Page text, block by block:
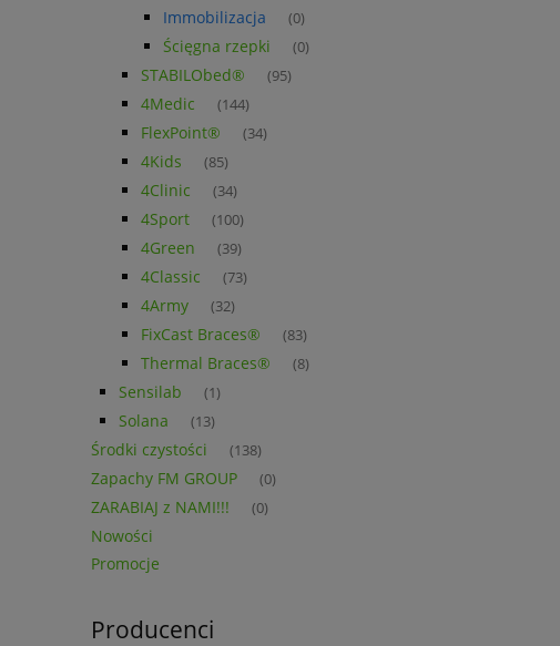
Immobilizacja (0)
Ścięgna rzepki (0)
STABILObed® (95)
4Medic (144)
FlexPoint® (34)
4Kids (85)
4Clinic (34)
4Sport (100)
4Green (39)
4Classic (73)
4Army (32)
FixCast Braces® (83)
Thermal Braces® (8)
Sensilab (1)
Solana (13)
Środki czystości (138)
Zapachy FM GROUP (0)
ZARABIAJ z NAMI!!! (0)
Nowości
Promocje
Producenci